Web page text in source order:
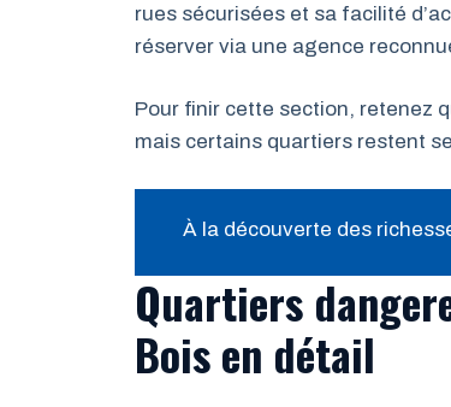
rues sécurisées et sa facilité
réserver via une agence
Pour finir cette section, retenez
mais certains quartiers restent
À la découverte des
Quartiers
Bois en détail